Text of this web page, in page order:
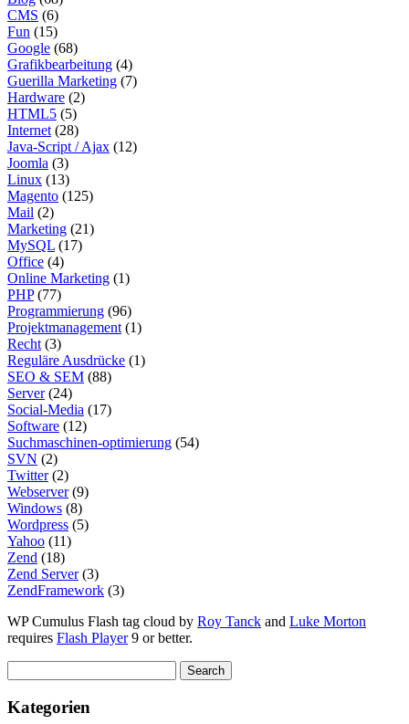
CMS (6)
Fun (15)
Google (68)
Grafikbearbeitung (4)
Guerilla Marketing (7)
Hardware (2)
HTML5 (5)
Internet(28)
Java-Script / Ajax (12)
Joomla (3)
Linux (13)
Magento (125)
Mail (2)
Marketing (21)
MySQL (17)
Office (4)
Online Marketing (1)
PHP(77)
Programmierung (96)
Projektmanagement(1)
Recht(3)
Reguläre Ausdrücke (1)
SEO & SEM (88)
Server(24)
Social-Media (17)
Software (12)
Suchmaschinen-optimierung (54)
SVN (2)
Twitter(2)
Webserver(9)
Windows (8)
Wordpress (5)
Yahoo (11)
Zend (18)
Zend Server(3)
ZendFramework (3)
WP Cumulus Flash tag cloud by Roy Tanck and Luke Morton
requires Flash Player9 or better.
Kategorien